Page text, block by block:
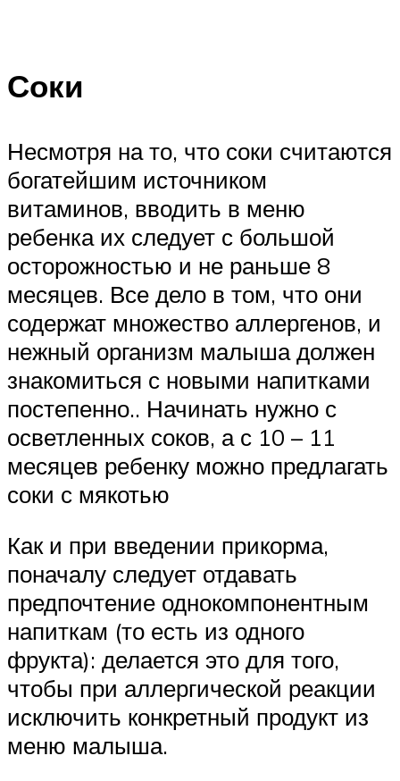
Соки
Несмотря на то, что соки считаются
богатейшим источником
витаминов, вводить в меню
ребенка их следует с большой
осторожностью и не раньше 8
месяцев. Все дело в том, что они
содержат множество аллергенов, и
нежный организм малыша должен
знакомиться с новыми напитками
постепенно.. Начинать нужно с
осветленных соков, а с 10 – 11
месяцев ребенку можно предлагать
соки с мякотью
Как и при введении прикорма,
поначалу следует отдавать
предпочтение однокомпонентным
напиткам (то есть из одного
фрукта): делается это для того,
чтобы при аллергической реакции
исключить конкретный продукт из
меню малыша.